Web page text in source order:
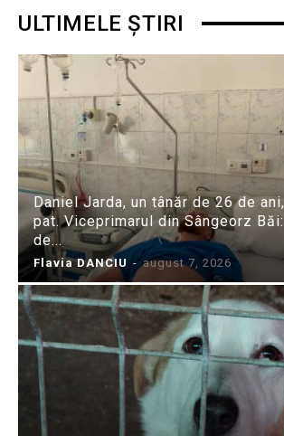
ULTIMELE ȘTIRI
Daniel Jarda, un tânăr de 26 de
pat. Viceprimarul din Sângeorz
de...
Flavia DANCIU - august 7, 2026